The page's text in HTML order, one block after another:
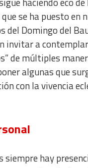
se ha puesto en
del Domingo del
invitar a
de múltiples
algunas que
con la vivencia
siempre hay